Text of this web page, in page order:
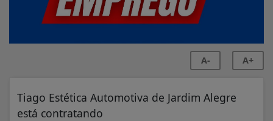
A- A+
Tiago Estética Automotiva de Jardim Alegre
está contratando